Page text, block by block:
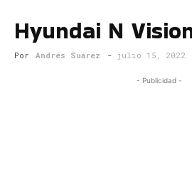
Magazine
Hyundai N
Por Andrés Suárez - julio 15, 2022
- Publicidad -